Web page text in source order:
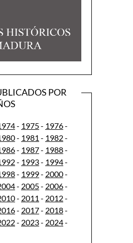
POR
- 1975- 1976-
- 1981 - 1982-
- 1987- 1988-
- 1993- 1994-
- 1999- 2000-
- 2005- 2006-
- 2011 - 2012-
- 2017- 2018-
- 2023- 2024-